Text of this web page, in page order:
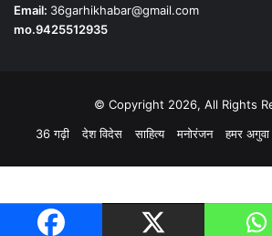
Email: 36garhikhabar@gmail.com
mo.9425512935
© Copyright 2026, All Rights
36 गढ़ी
देश विदेस साहित्य मनोरंजन हमर अगुवा